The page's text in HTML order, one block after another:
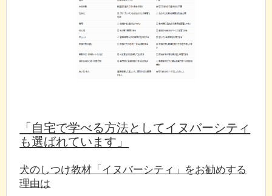
「自宅で学べる方法としてイヌバーシティ
も選ばれています」
犬のしつけ教材「イヌバーシティ」をお勧めする
理由は